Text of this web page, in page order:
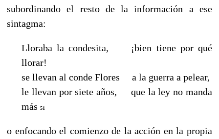
subordinando el resto de la información a ese
sintagma:
Lloraba la condesita, ¡bien tiene por qué
llorar!
se llevan al conde Flores a la guerra a pelear,
le llevan por siete años, que la ley no manda
más 51
o enfocando el comienzo de la acción en la propia